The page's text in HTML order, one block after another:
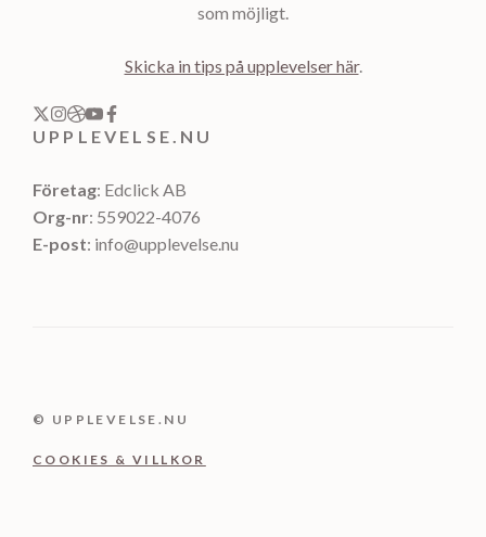
som möjligt.
Skicka in tips på upplevelser här.
UPPLEVELSE.NU
Företag: Edclick AB
Org-nr: 559022-4076
E-post: info@upplevelse.nu
© UPPLEVELSE.NU
COOKIES & VILLKOR